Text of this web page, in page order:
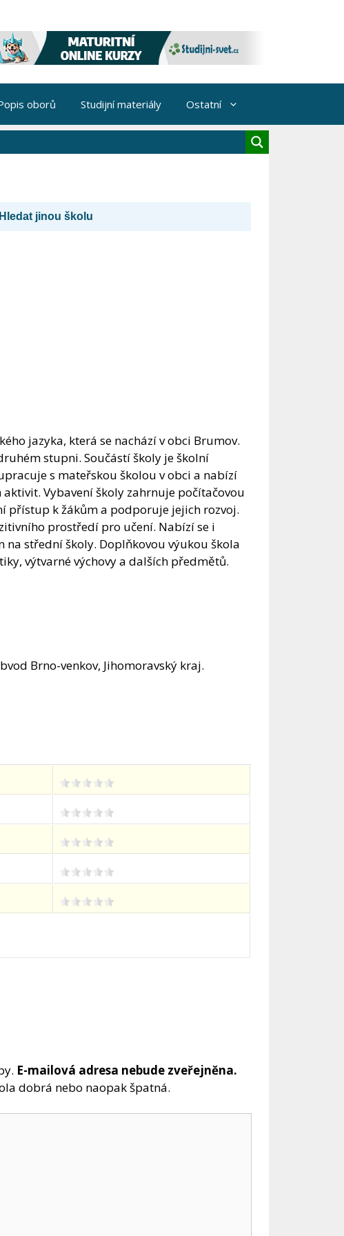
oborů Studijní materiály Ostatní
Hledat jinou školu
jazyka, která se nachází v obci Brumov.
stupni. Součástí školy je školní
s mateřskou školou v obci a nabízí
Vybavení školy zahrnuje počítačovou
přístup k žákům a podporuje jejich rozvoj.
prostředí pro učení. Nabízí se i
střední školy. Doplňkovou výukou škola
výtvarné výchovy a dalších předmětů.
Brno-venkov, Jihomoravský kraj.
E-mailová adresa nebude zveřejněna.
dobrá nebo naopak špatná.